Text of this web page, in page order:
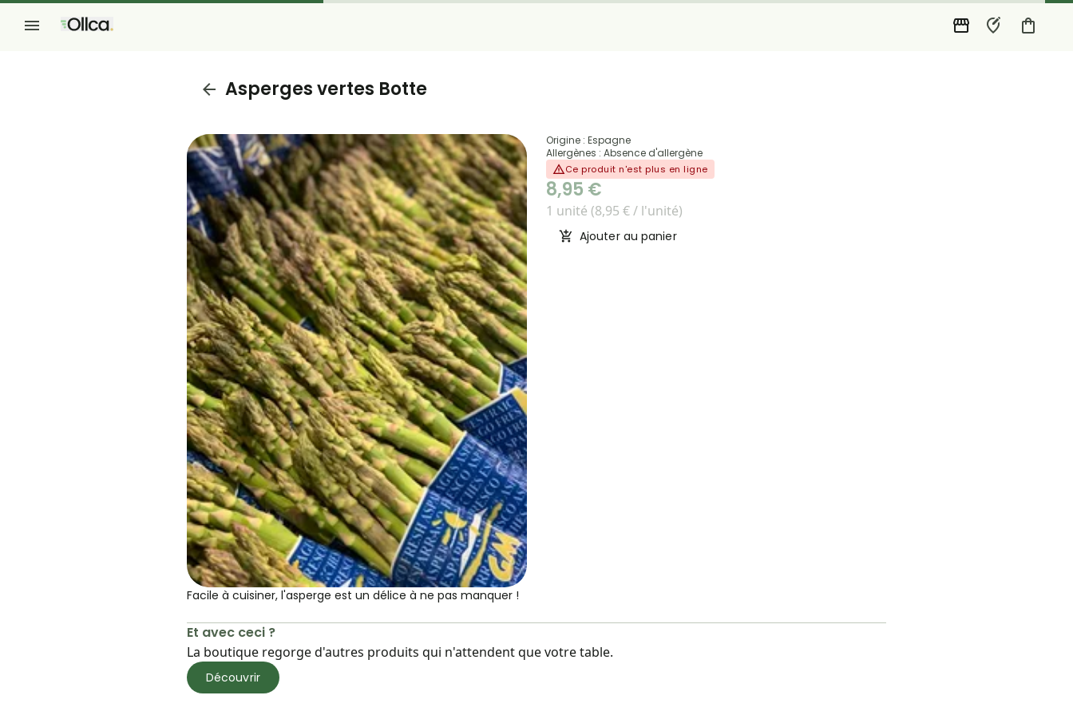
Asperges vertes Botte
Facile à cuisiner, l'asperge est un délice à ne pas manquer !
Origine : Espagne
Allergènes : Absence d'allergène
Ce produit n'est plus en ligne
8,95 €
1 unité (8,95 € / l'unité)
Ajouter au panier
Et avec ceci ?
La boutique regorge d'autres produits qui n'attendent que votre table.
Découvrir